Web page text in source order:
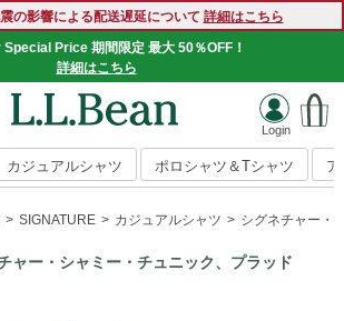
の影響による配送遅延について 詳細はこちら
Price 期間限定 最大 50％OFF！
詳細はこちら
カジュアルシャツ ポロシャツ＆Tシャツ
SIGNATURE カジュアルシャツ シグネチャー・
ャー・シャミー・チュニック、プラッド
womens/signature/shirts/g/